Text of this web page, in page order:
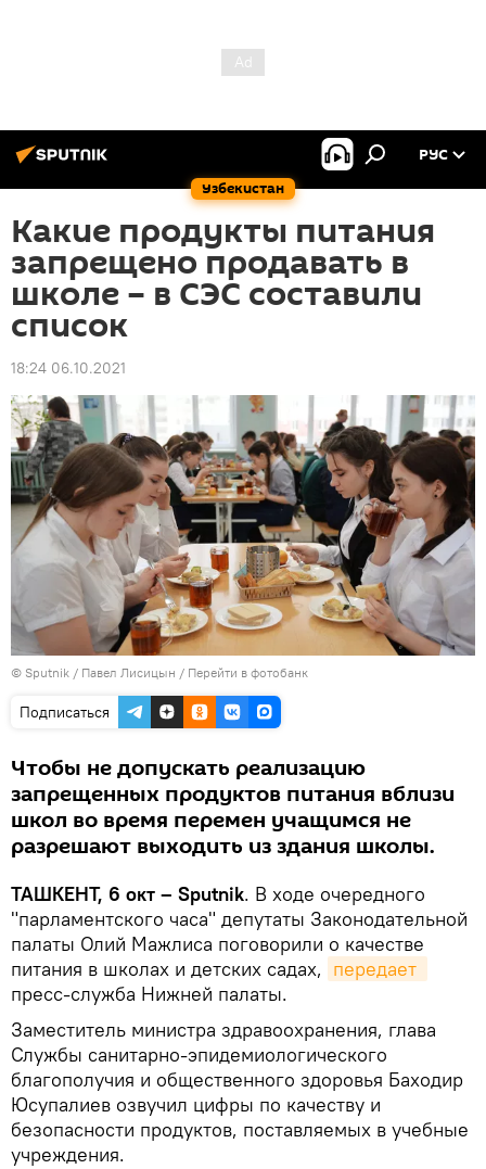
Узбекистан
РУС
Какие продукты питания
запрещено продавать в
школе – в СЭС составили
список
18:24 06.10.2021
© Sputnik / Павел Лисицын / Перейти в фотобанк
Подписаться
Чтобы не допускать реализацию
запрещенных продуктов питания вблизи
школ во время перемен учащимся не
разрешают выходить из здания школы.
ТАШКЕНТ, 6 окт – Sputnik. В ходе очередного
"парламентского часа" депутаты Законодательной
палаты Олий Мажлиса поговорили о качестве
питания в школах и детских садах,
пресс-служба Нижней палаты.
Заместитель министра здравоохранения, глава
Службы санитарно-эпидемиологического
благополучия и общественного здоровья Баходир
Юсупалиев озвучил цифры по качеству и
безопасности продуктов, поставляемых в учебные
учреждения.